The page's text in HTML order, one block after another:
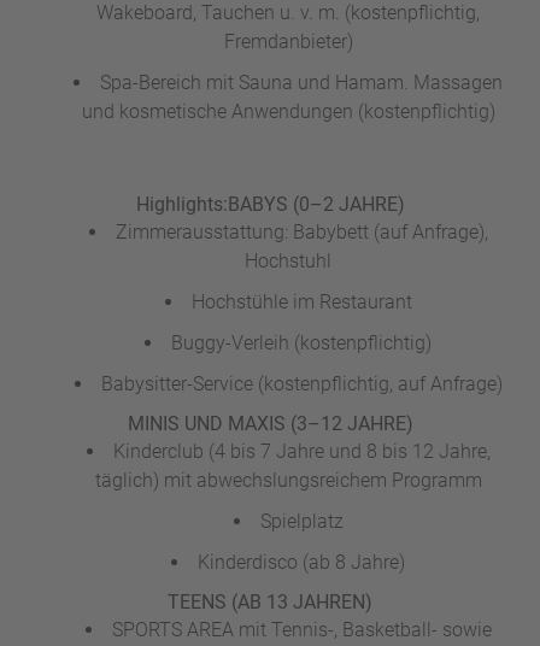
Wakeboard, Tauchen u. v. m. (kostenpflichtig,
Fremdanbieter)
Spa-Bereich mit Sauna und Hamam. Massagen
und kosmetische Anwendungen (kostenpflichtig)
Highlights:BABYS (0–2 JAHRE)
Zimmerausstattung: Babybett (auf Anfrage),
Hochstuhl
Hochstühle im Restaurant
Buggy-Verleih (kostenpflichtig)
Babysitter-Service (kostenpflichtig, auf Anfrage)
MINIS UND MAXIS (3–12 JAHRE)
Kinderclub (4 bis 7 Jahre und 8 bis 12 Jahre,
täglich) mit abwechslungsreichem Programm
Spielplatz
Kinderdisco (ab 8 Jahre)
TEENS (AB 13 JAHREN)
SPORTS AREA mit Tennis-, Basketball- sowie